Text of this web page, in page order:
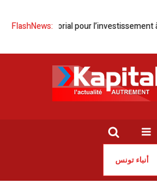
FlashNews:
territorial pour l’investissement à Bizerte
أنباء تونس